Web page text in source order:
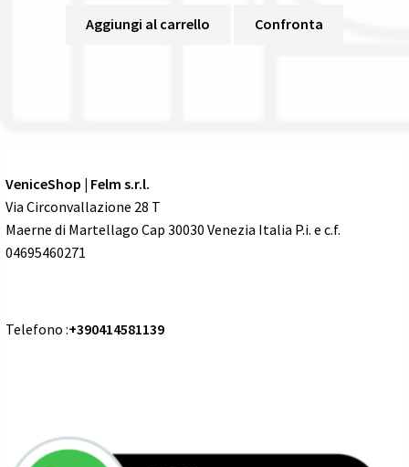
Aggiungi al carrello Confronta
VeniceShop | Felm s.r.l.
Via Circonvallazione 28 T
Maerne di Martellago Cap 30030 Venezia Italia P.i. e c.f.
04695460271
Telefono :+390414581139